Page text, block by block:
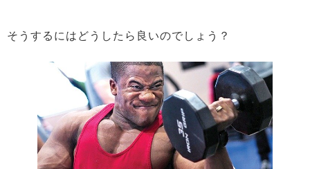
そうするにはどうしたら良いのでしょう？